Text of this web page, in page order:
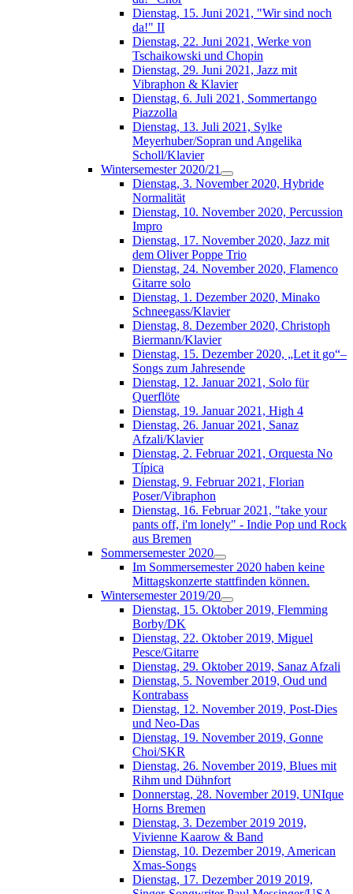
Dienstag, 15. Juni 2021, "Wir sind noch
da!" II
Dienstag, 22. Juni 2021, Werke von
Tschaikowski und Chopin
Dienstag, 29. Juni 2021, Jazz mit
Vibraphon & Klavier
Dienstag, 6. Juli 2021, Sommertango
Piazzolla
Dienstag, 13. Juli 2021, Sylke
Meyerhuber/Sopran und Angelika
Scholl/Klavier
Wintersemester 2020/21
Dienstag, 3. November 2020, Hybride
Normalität
Dienstag, 10. November 2020, Percussion
Impro
Dienstag, 17. November 2020, Jazz mit
dem Oliver Poppe Trio
Dienstag, 24. November 2020, Flamenco
Gitarre solo
Dienstag, 1. Dezember 2020, Minako
Schneegass/Klavier
Dienstag, 8. Dezember 2020, Christoph
Biermann/Klavier
Dienstag, 15. Dezember 2020, „Let it go“–
Songs zum Jahresende
Dienstag, 12. Januar 2021, Solo für
Querflöte
Dienstag, 19. Januar 2021, High 4
Dienstag, 26. Januar 2021, Sanaz
Afzali/Klavier
Dienstag, 2. Februar 2021, Orquesta No
Típica
Dienstag, 9. Februar 2021, Florian
Poser/Vibraphon
Dienstag, 16. Februar 2021, "take your
pants off, i'm lonely" - Indie Pop und Rock
aus Bremen
Sommersemester 2020
Im Sommersemester 2020 haben keine
Mittagskonzerte stattfinden können.
Wintersemester 2019/20
Dienstag, 15. Oktober 2019, Flemming
Borby/DK
Dienstag, 22. Oktober 2019, Miguel
Pesce/Gitarre
Dienstag, 29. Oktober 2019, Sanaz Afzali
Dienstag, 5. November 2019, Oud und
Kontrabass
Dienstag, 12. November 2019, Post-Dies
und Neo-Das
Dienstag, 19. November 2019, Gonne
Choi/SKR
Dienstag, 26. November 2019, Blues mit
Rihm und Dühnfort
Donnerstag, 28. November 2019, UNIque
Horns Bremen
Dienstag, 3. Dezember 2019 2019,
Vivienne Kaarow & Band
Dienstag, 10. Dezember 2019, American
Xmas-Songs
Dienstag, 17. Dezember 2019 2019,